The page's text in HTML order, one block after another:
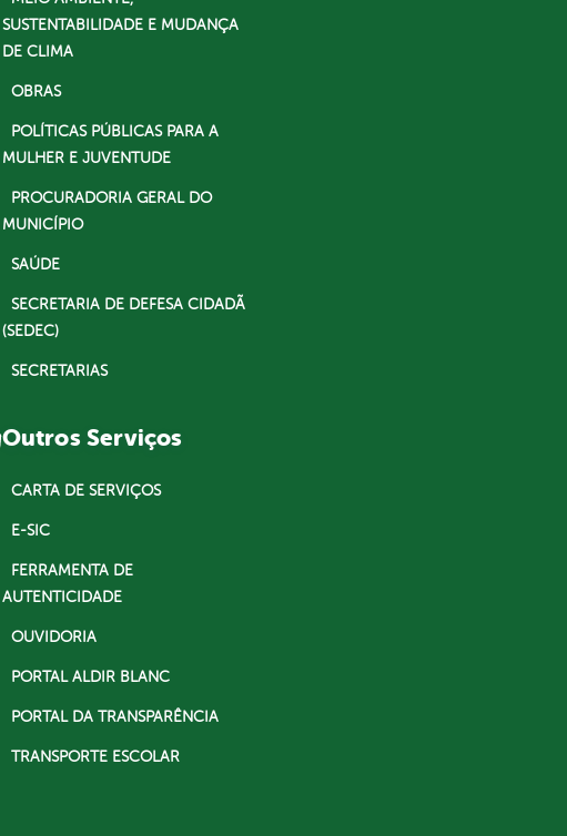
SUSTENTABILIDADE E MUDANÇA
DE CLIMA
OBRAS
POLÍTICAS PÚBLICAS PARA A
MULHER E JUVENTUDE
PROCURADORIA GERAL DO
MUNICÍPIO
SAÚDE
SECRETARIA DE DEFESA CIDADÃ
(SEDEC)
SECRETARIAS
Outros Serviços
CARTA DE SERVIÇOS
E-SIC
FERRAMENTA DE
AUTENTICIDADE
OUVIDORIA
PORTAL ALDIR BLANC
PORTAL DA TRANSPARÊNCIA
TRANSPORTE ESCOLAR